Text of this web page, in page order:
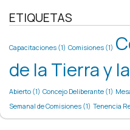
ETIQUETAS
Capacitaciones (1) Comisiones (1)
de la Tierra y
Abierto (1) Concejo Deliberante (1)
Semanal de Comisiones (1) Tenencia